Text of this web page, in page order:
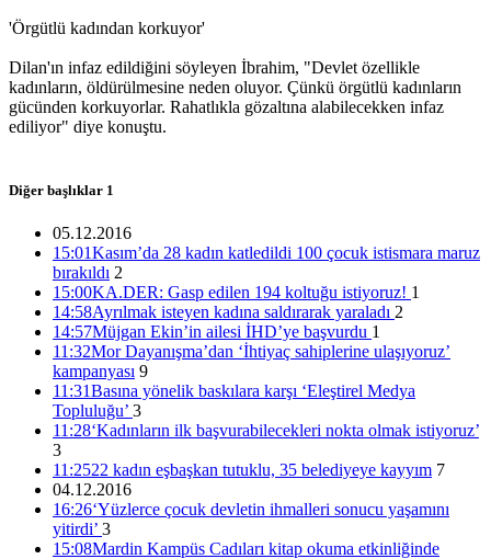
Kasım’da 28 kadın katledildi 100 çocuk istismara maruz
bırakıldı
15:01 05/12/2016
'Örgütlü kadından korkuyor'
Dilan'ın infaz edildiğini söyleyen İbrahim, "Devlet özellikle
kadınların, öldürülmesine neden oluyor. Çünkü örgütlü kadınların
gücünden korkuyorlar. Rahatlıkla gözaltına alabilecekken infaz
ediliyor" diye konuştu.
Diğer başlıklar 1
05.12.2016
15:01Kasım’da 28 kadın katledildi 100 çocuk istismara maruz
bırakıldı 2
15:00KA.DER: Gasp edilen 194 koltuğu istiyoruz! 1
14:58Ayrılmak isteyen kadına saldırarak yaraladı 2
14:57Müjgan Ekin’in ailesi İHD’ye başvurdu 1
11:32Mor Dayanışma’dan ‘İhtiyaç sahiplerine ulaşıyoruz’
kampanyası 9
11:31Basına yönelik baskılara karşı ‘Eleştirel Medya
Topluluğu’ 3
11:28‘Kadınların ilk başvurabilecekleri nokta olmak istiyoruz’
3
11:2522 kadın eşbaşkan tutuklu, 35 belediyeye kayyım 7
04.12.2016
16:26‘Yüzlerce çocuk devletin ihmalleri sonucu yaşamını
yitirdi’ 3
15:08Mardin Kampüs Cadıları kitap okuma etkinliğinde